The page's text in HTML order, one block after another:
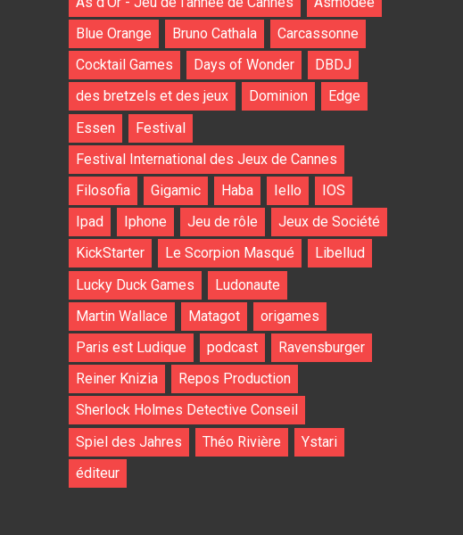
Blue Orange
Bruno Cathala
Carcassonne
Cocktail Games
Days of Wonder
DBDJ
des bretzels et des jeux
Dominion
Edge
Essen
Festival
Festival International des Jeux de Cannes
Filosofia
Gigamic Haba Iello
IOS
Ipad
Iphone Jeu de rôle
Jeux de Société
KickStarter
Le Scorpion Masqué
Libellud
Lucky Duck Games
Ludonaute
Martin Wallace
Matagot
origames
Paris est Ludique
podcast
Ravensburger
Reiner Knizia
Repos Production
Sherlock Holmes Detective Conseil
Spiel des Jahres
Théo Rivière
Ystari
éditeur